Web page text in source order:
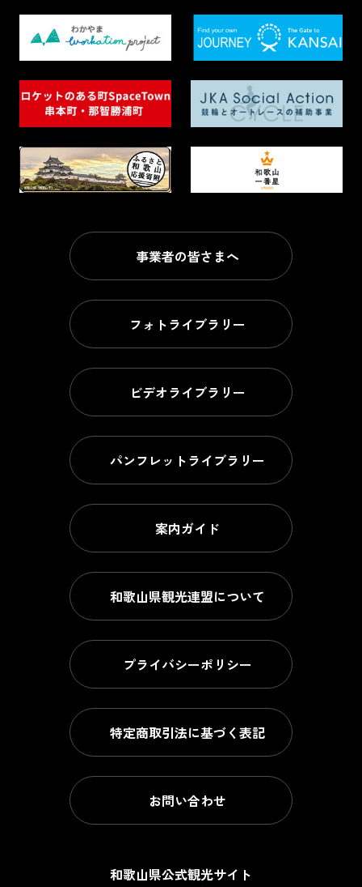
事業者の皆さまへ
フォトライブラリー
ビデオライブラリー
パンフレットライブラリー
案内ガイド
和歌山県観光連盟について
プライバシーポリシー
特定商取引法に基づく表記
お問い合わせ
和歌山県公式観光サイト